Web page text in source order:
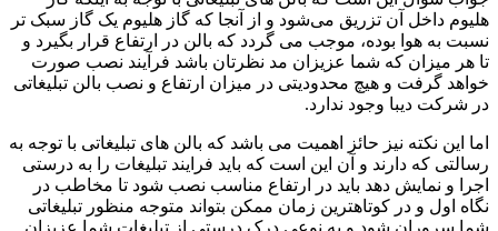
هلیوم داخل آن تزریق می‌شود و از آنجا که گاز هلیوم یک گاز سبک تر
نسبت به هوا بوده، موجب می گردد که بالن در ارتفاع قرار بگیرد و
تا هر میزان که شما عزیزان مد نظرتان باشد فرآیند نصب صورت
خواهد گرفت و هیچ محدودیتی در میزان ارتفاع و نصب بالن تبلیغاتی
در شرکت دیبا وجود ندارد.
اما این نکته نیز حائز اهمیت می باشد که بالن های تبلیغاتی با توجه به
رسالتی که دارند و آن این است که باید فرایند تبلیغات را به درستی
اجرا و نمایش دهد باید در ارتفاع مناسب نصب شود تا مخاطب در
نگاه اول و در کوتاهترین زمان ممکن بتواند متوجه منظور تبلیغاتی
شما سروران شود و به نوعی درک درستی از تبلیغات شما عزیزان